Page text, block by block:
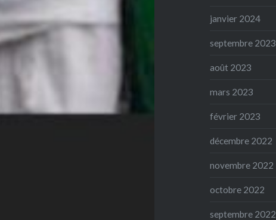
janvier 2024
septembre 2023
août 2023
mars 2023
février 2023
décembre 2022
novembre 2022
octobre 2022
septembre 2022